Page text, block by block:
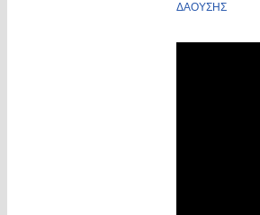
ΔΑΟΥΣΗΣ